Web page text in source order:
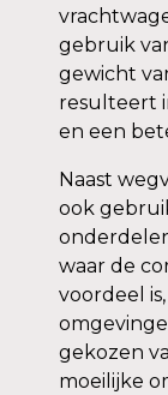
gebruik
gewicht
resulteert
en een
Naast
ook
waar de
voordeel
gekozen
moeilijke